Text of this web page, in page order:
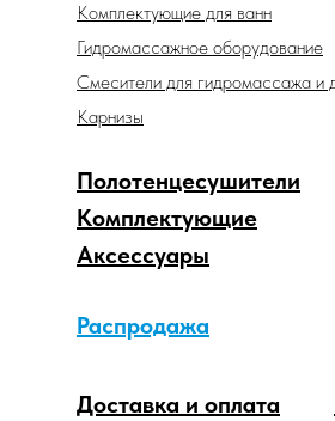
Аксессуары
Распродажа
Комплектующие
Доставка и оплата
Комплектующие для ванн
Гидромассажное оборудование
Смесители для гидромассажа и
Карнизы
Полотенцесушители